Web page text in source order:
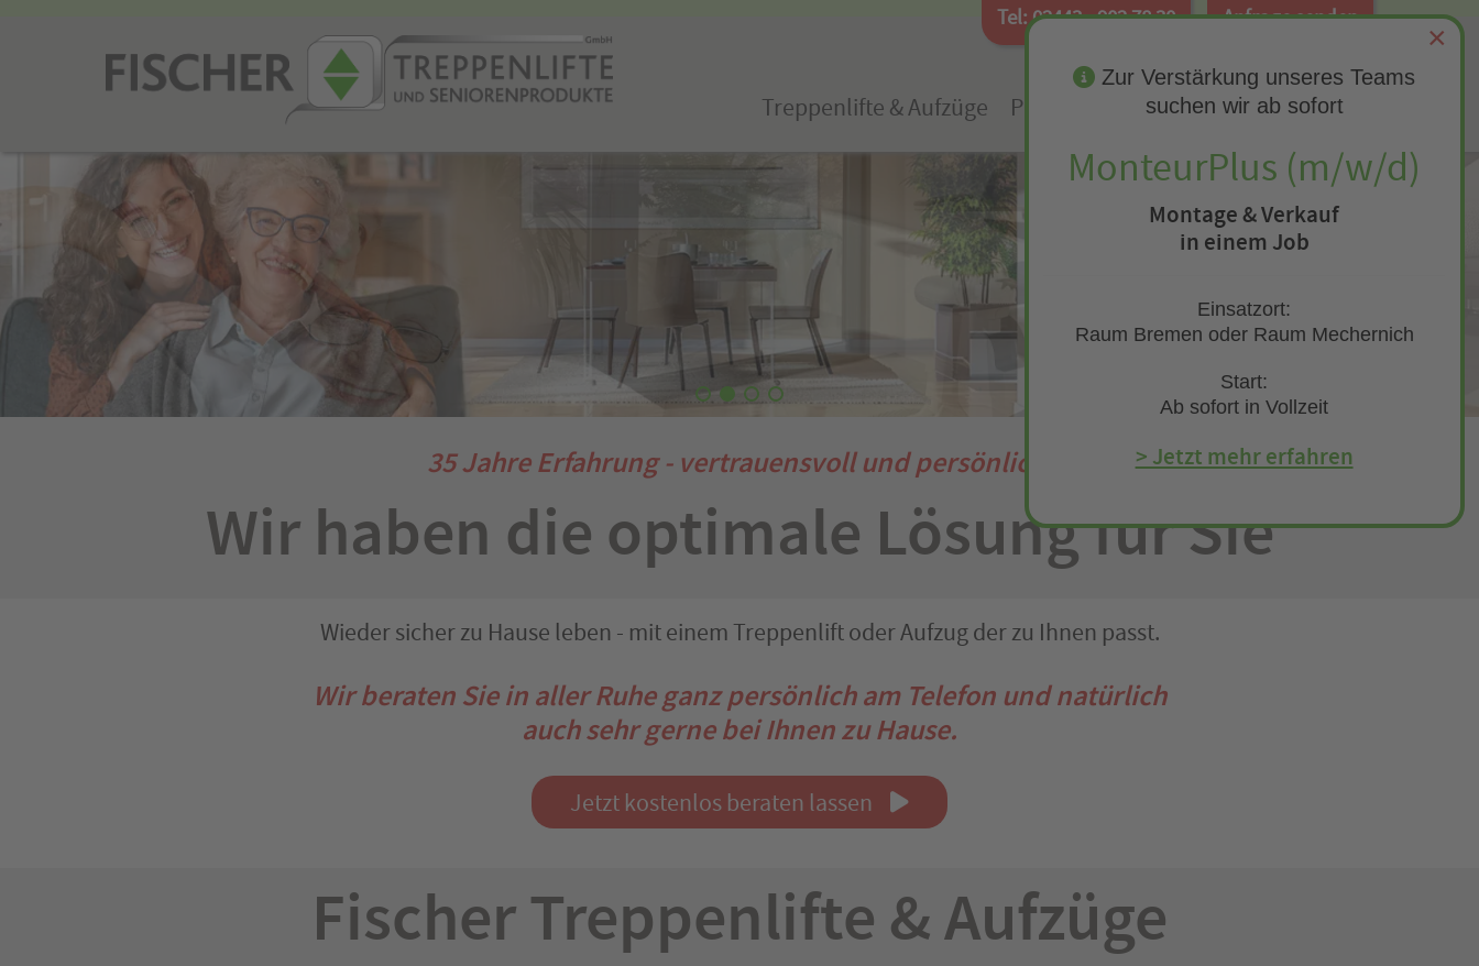
Tel: 02443 - 902 78 30 Anfrage senden
Treppenlifte & Aufzüge Preise & Zuschüsse Infos Kontakt
35 Jahre Erfahrung - vertrauensvoll und persönlich!
Wir haben die optimale Lösung für Sie
Wieder sicher zu Hause leben - mit einem Treppenlift oder Aufzug der zu Ihnen passt.
Wir beraten Sie in aller Ruhe ganz persönlich am Telefon und natürlich
auch sehr gerne bei Ihnen zu Hause.
Jetzt kostenlos beraten lassen
Fischer Treppenlifte & Aufzüge
×
Zur Verstärkung unseres Teams
suchen wir ab sofort
MonteurPlus (m/w/d)
Montage & Verkauf
in einem Job
Einsatzort:
Raum Bremen oder Raum Mechernich
Start:
Ab sofort in Vollzeit
> Jetzt mehr erfahren